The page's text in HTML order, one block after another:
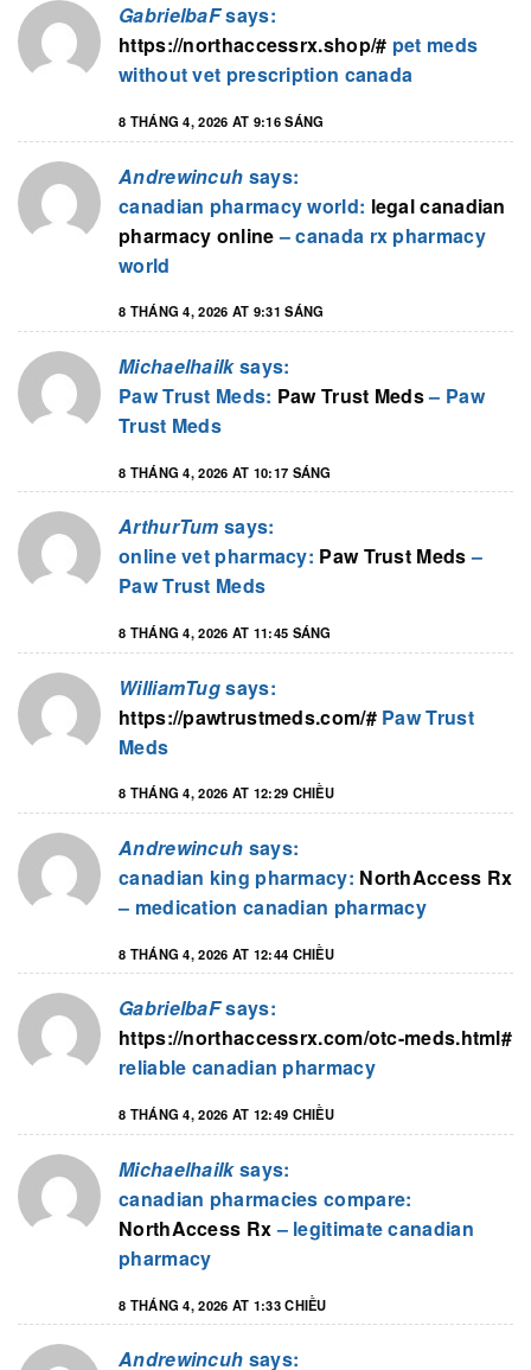
GabrielbaFsays:
https://northaccessrx.shop/# pet meds
without vet prescription canada
8 THÁNG 4, 2026 AT 9:16 SÁNG
Andrewincuh says:
canadian pharmacy world: legal canadian
pharmacy online– canada rx pharmacy
world
8 THÁNG 4, 2026 AT 9:31 SÁNG
Michaelhailksays:
Paw Trust Meds: Paw Trust Meds– Paw
Trust Meds
8 THÁNG 4, 2026 AT 10:17 SÁNG
ArthurTum says:
online vet pharmacy: Paw Trust Meds–
Paw Trust Meds
8 THÁNG 4, 2026 AT 11:45 SÁNG
WilliamTugsays:
https://pawtrustmeds.com/#Paw Trust
Meds
8 THÁNG 4, 2026 AT 12:29 CHIỀU
Andrewincuh says:
canadian king pharmacy: NorthAccess Rx
– medication canadian pharmacy
8 THÁNG 4, 2026 AT 12:44 CHIỀU
GabrielbaFsays:
https://northaccessrx.com/otc-meds.html#
reliable canadian pharmacy
8 THÁNG 4, 2026 AT 12:49 CHIỀU
Michaelhailksays:
canadian pharmacies compare:
NorthAccess Rx– legitimate canadian
pharmacy
8 THÁNG 4, 2026 AT 1:33 CHIỀU
Andrewincuh says: